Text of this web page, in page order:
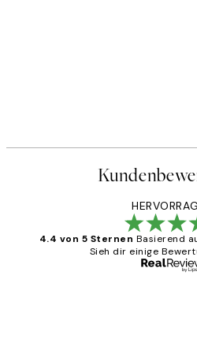
4.4 von 5 Sternen Basierend
Sieh dir einige